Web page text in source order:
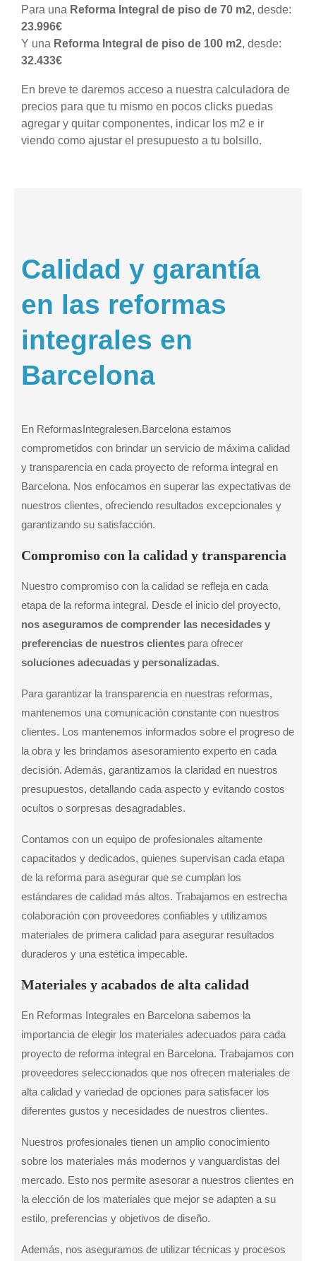
Para una Reforma Integral de piso de 70 m2, desde:
23.996€
Y una Reforma Integral de piso de 100 m2, desde:
32.433€
En breve te daremos acceso a nuestra calculadora de
precios para que tu mismo en pocos clicks puedas
agregar y quitar componentes, indicar los m2 e ir
viendo como ajustar el presupuesto a tu bolsillo.
Calidad y garantía
en las reformas
integrales en
Barcelona
En ReformasIntegralesen.Barcelona estamos
comprometidos con brindar un servicio de máxima calidad
y transparencia en cada proyecto de reforma integral en
Barcelona. Nos enfocamos en superar las expectativas de
nuestros clientes, ofreciendo resultados excepcionales y
garantizando su satisfacción.
Compromiso con la calidad y transparencia
Nuestro compromiso con la calidad se refleja en cada
etapa de la reforma integral. Desde el inicio del proyecto,
nos aseguramos de comprender las necesidades y
preferencias de nuestros clientes para ofrecer
soluciones adecuadas y personalizadas.
Para garantizar la transparencia en nuestras reformas,
mantenemos una comunicación constante con nuestros
clientes. Los mantenemos informados sobre el progreso de
la obra y les brindamos asesoramiento experto en cada
decisión. Además, garantizamos la claridad en nuestros
presupuestos, detallando cada aspecto y evitando costos
ocultos o sorpresas desagradables.
Contamos con un equipo de profesionales altamente
capacitados y dedicados, quienes supervisan cada etapa
de la reforma para asegurar que se cumplan los
estándares de calidad más altos. Trabajamos en estrecha
colaboración con proveedores confiables y utilizamos
materiales de primera calidad para asegurar resultados
duraderos y una estética impecable.
Materiales y acabados de alta calidad
En Reformas Integrales en Barcelona sabemos la
importancia de elegir los materiales adecuados para cada
proyecto de reforma integral en Barcelona. Trabajamos con
proveedores seleccionados que nos ofrecen materiales de
alta calidad y variedad de opciones para satisfacer los
diferentes gustos y necesidades de nuestros clientes.
Nuestros profesionales tienen un amplio conocimiento
sobre los materiales más modernos y vanguardistas del
mercado. Esto nos permite asesorar a nuestros clientes en
la elección de los materiales que mejor se adapten a su
estilo, preferencias y objetivos de diseño.
Además, nos aseguramos de utilizar técnicas y procesos